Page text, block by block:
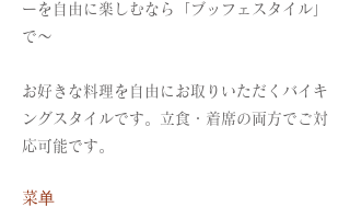
ーを自由に楽しむなら「ブッフェスタイル」
で～
お好きな料理を自由にお取りいただくバイキ
ングスタイルです。立食・着席の両方でご対
応可能です。
菜单